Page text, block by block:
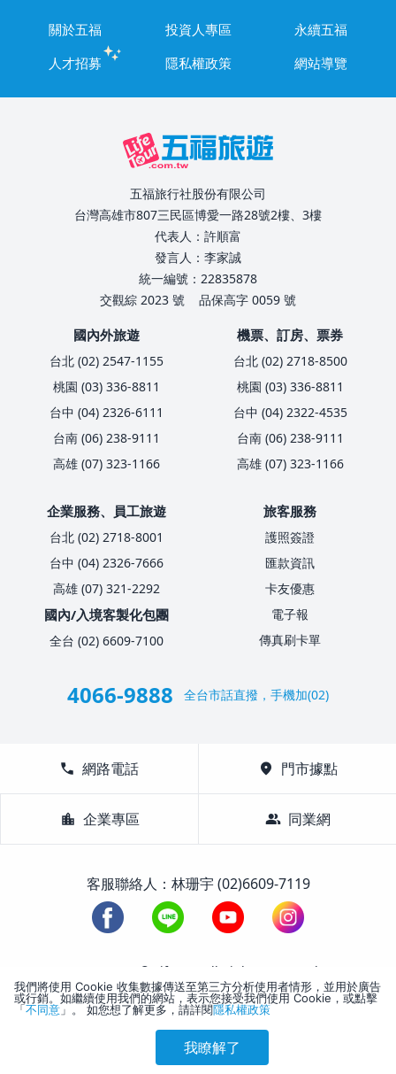
刷卡優惠 會員訂購
關於五福 投資人專區
永續五福
人才招募
隱私權政策 網站導覽
五福旅行社股份有限公司
台灣高雄市807三民區博愛一路28號2樓、3樓
代表人：許順富
發言人：李家誠
統一編號：22835878
交觀綜 2023 號
品保高字 0059 號
國內外旅遊
台北 (02) 2547-1155
桃園 (03) 336-8811
台中 (04) 2326-6111
台南 (06) 238-9111
高雄 (07) 323-1166
機票、訂房、票券
台北 (02) 2718-8500
桃園 (03) 336-8811
台中 (04) 2322-4535
台南 (06) 238-9111
高雄 (07) 323-1166
企業服務、員工旅遊
台北 (02) 2718-8001
台中 (04) 2326-7666
高雄 (07) 321-2292
國內/入境客製化包團
全台 (02) 6609-7100
旅客服務
護照簽證
匯款資訊
卡友優惠
電子報
傳真刷卡單
4066-9888 全台市話直撥，手機加(02)
call 網路電話 location_on 門市據點
location_city 企業專區 group 同業網
客服聯絡人：林珊宇 (02)6609-7119
1988-2026 © Lifetour All Rights Reserved.
我們將使用 Cookie 收集數據傳送至第三方分析使用者情形，並用於廣告
或行銷。如繼續使用我們的網站，表示您接受我們使用 Cookie，或點擊
「不同意 」。 如您想了解更多，請詳閱隱私權政策
我瞭解了